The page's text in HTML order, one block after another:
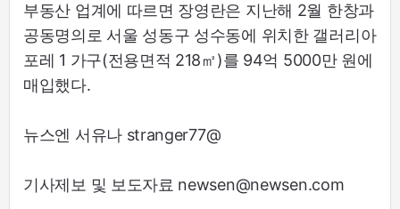
부동산 업계에 따르면 장영란은 지난해 2월 한창과
공동명의로 서울 성동구 성수동에 위치한 갤러리아
포레 1 가구(전용면적 218㎡)를 94억 5000만 원에
매입했다.
뉴스엔 서유나 stranger77@
기사제보 및 보도자료 newsen@newsen.com